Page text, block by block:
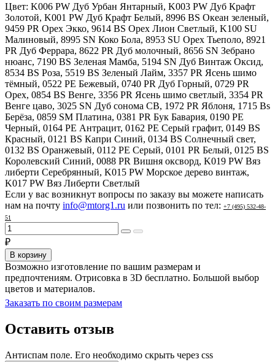
Цвет: K006 PW Дуб Урбан Янтарный, K003 PW Дуб Крафт
Золотой, K001 PW Дуб Крафт Белый, 8996 BS Океан зеленый,
9459 PR Орех Экко, 9614 BS Орех Лион Светлый, K100 SU
Малиновый, 8995 SN Коко Бола, 8953 SU Орех Тьеполо, 8921
PR Дуб Феррара, 8622 PR Дуб молочный, 8656 SN Зебрано
нюанс, 7190 BS Зеленая Мамба, 5194 SN Дуб Винтаж Оксид,
8534 BS Роза, 5519 BS Зеленый Лайм, 3357 PR Ясень шимо
тёмный, 0522 PE Бежевый, 0740 PR Дуб Горный, 0729 PR
Орех, 0854 BS Венге, 3356 PR Ясень шимо светлый, 3354 PR
Венге цаво, 3025 SN Дуб сонома СВ, 1972 PR Яблоня, 1715 Bs
Берёза, 0859 SM Платина, 0381 PR Бук Бавария, 0190 PE
Черный, 0164 PE Антрацит, 0162 PE Серый графит, 0149 BS
Красный, 0121 BS Капри Синий, 0134 BS Солнечный свет,
0132 BS Оранжевый, 0112 PE Серый, 0101 PR Белый, 0125 BS
Королевский Синий, 0088 PR Вишня оксворд, K019 PW Вяз
либерти Серебрянный, K015 PW Морское дерево винтаж,
K017 PW Вяз Либерти Светлый
Если у вас возникнут вопросы по заказу вы можете написать
нам на почту info@mtorg1.ru или позвонить по тел: +7 (495) 532-48-
51
₽
В корзину
Возможно изготовление по вашим размерам и
предпочтениям. Отрисовка в 3D бесплатно. Большой выбор
цветов и материалов.
Заказать по своим размерам
Оставить отзыв
Антиспам поле. Его необходимо скрыть через css